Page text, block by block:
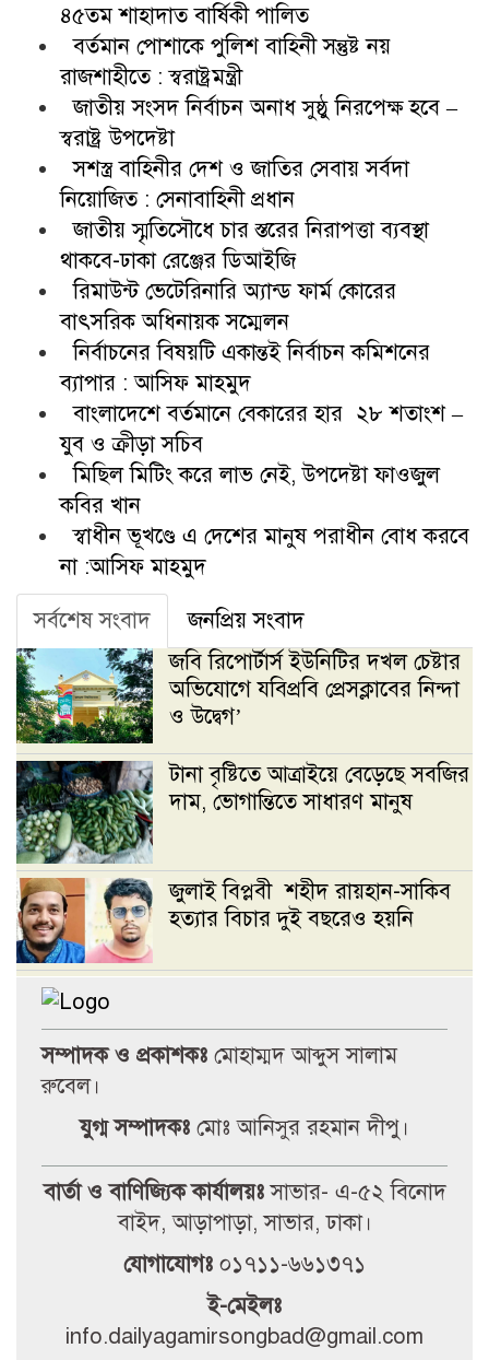
৪৫তম শাহাদাত বার্ষিকী পালিত
বর্তমান পোশাকে পুলিশ বাহিনী সন্তুষ্ট নয়
রাজশাহীতে : স্বরাষ্ট্রমন্ত্রী
জাতীয় সংসদ নির্বাচন অনাধ সুষ্ঠু নিরপেক্ষ হবে –
স্বরাষ্ট্র উপদেষ্টা
সশস্ত্র বাহিনীর দেশ ও জাতির সেবায় সর্বদা
নিয়োজিত : সেনাবাহিনী প্রধান
জাতীয় স্মৃতিসৌধে চার স্তরের নিরাপত্তা ব্যবস্থা
থাকবে-ঢাকা রেঞ্জের ডিআইজি
রিমাউন্ট ভেটেরিনারি অ্যান্ড ফার্ম কোরের
বাৎসরিক অধিনায়ক সম্মেলন
নির্বাচনের বিষয়টি একান্তই নির্বাচন কমিশনের
ব্যাপার : আসিফ মাহমুদ
বাংলাদেশে বর্তমানে বেকারের হার ২৮ শতাংশ –
যুব ও ক্রীড়া সচিব
মিছিল মিটিং করে লাভ নেই, উপদেষ্টা ফাওজুল
কবির খান
স্বাধীন ভূখণ্ডে এ দেশের মানুষ পরাধীন বোধ করবে
না :আসিফ মাহমুদ
সর্বশেষ সংবাদ
জনপ্রিয় সংবাদ
জবি রিপোর্টার্স ইউনিটির দখল চেষ্টার
অভিযোগে যবিপ্রবি প্রেসক্লাবের নিন্দা
ও উদ্বেগ’
টানা বৃষ্টিতে আত্রাইয়ে বেড়েছে সবজির
দাম, ভোগান্তিতে সাধারণ মানুষ
জুলাই বিপ্লবী শহীদ রায়হান-সাকিব
হত্যার বিচার দুই বছরেও হয়নি
জগন্নাথ বিশ্ববিদ্যালয় সংঘর্ষে
ছাত্রশিবিরকে দায়ী করে ছাত্রদলের
বিবৃতি’
নওগাঁয় জুলাই গণঅভ্যুত্থান দিবস
উপলক্ষে ইসলামিক ফাউন্ডেশনের
আলোচনা সভা
রাজশাহীতে সাংবাদিকদের ওপর
সম্পাদক ও প্রকাশকঃমোহাম্মদ আব্দুস সালাম
রুবেল।
যুগ্ম সম্পাদকঃ মোঃ আনিসুর রহমান দীপু।
বার্তা ও বাণিজ্যিক কার্যালয়ঃসাভার- এ-৫২ বিনোদ
বাইদ, আড়াপাড়া, সাভার, ঢাকা।
যোগাযোগঃ ০১৭১১-৬৬১৩৭১
ই-মেইলঃ
info.dailyagamirsongbad@gmail.com